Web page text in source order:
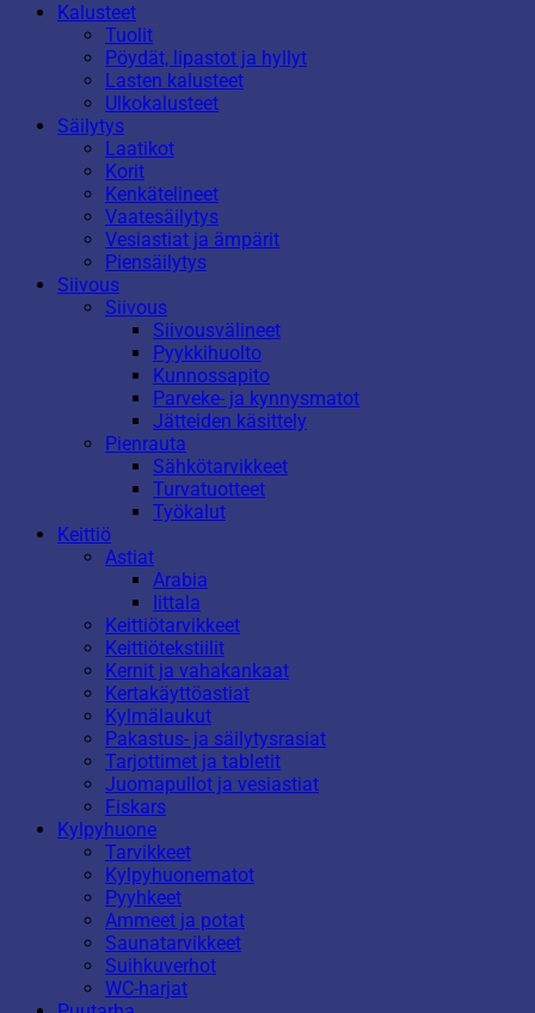
Kalusteet
Tuolit
Pöydät, lipastot ja hyllyt
Lasten kalusteet
Ulkokalusteet
Säilytys
Laatikot
Korit
Kenkätelineet
Vaatesäilytys
Vesiastiat ja ämpärit
Piensäilytys
Siivous
Siivous
Siivousvälineet
Pyykkihuolto
Kunnossapito
Parveke- ja kynnysmatot
Jätteiden käsittely
Pienrauta
Sähkötarvikkeet
Turvatuotteet
Työkalut
Keittiö
Astiat
Arabia
Iittala
Keittiötarvikkeet
Keittiötekstiilit
Kernit ja vahakankaat
Kertakäyttöastiat
Kylmälaukut
Pakastus- ja säilytysrasiat
Tarjottimet ja tabletit
Juomapullot ja vesiastiat
Fiskars
Kylpyhuone
Tarvikkeet
Kylpyhuonematot
Pyyhkeet
Ammeet ja potat
Saunatarvikkeet
Suihkuverhot
WC-harjat